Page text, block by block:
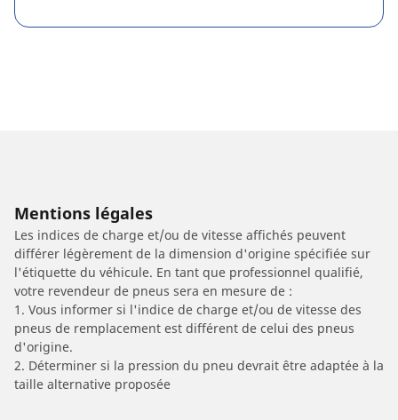
Mentions légales
Les indices de charge et/ou de vitesse affichés peuvent
différer légèrement de la dimension d'origine spécifiée sur
l'étiquette du véhicule. En tant que professionnel qualifié,
votre revendeur de pneus sera en mesure de :
1. Vous informer si l'indice de charge et/ou de vitesse des
pneus de remplacement est différent de celui des pneus
d'origine.
2. Déterminer si la pression du pneu devrait être adaptée à la
taille alternative proposée